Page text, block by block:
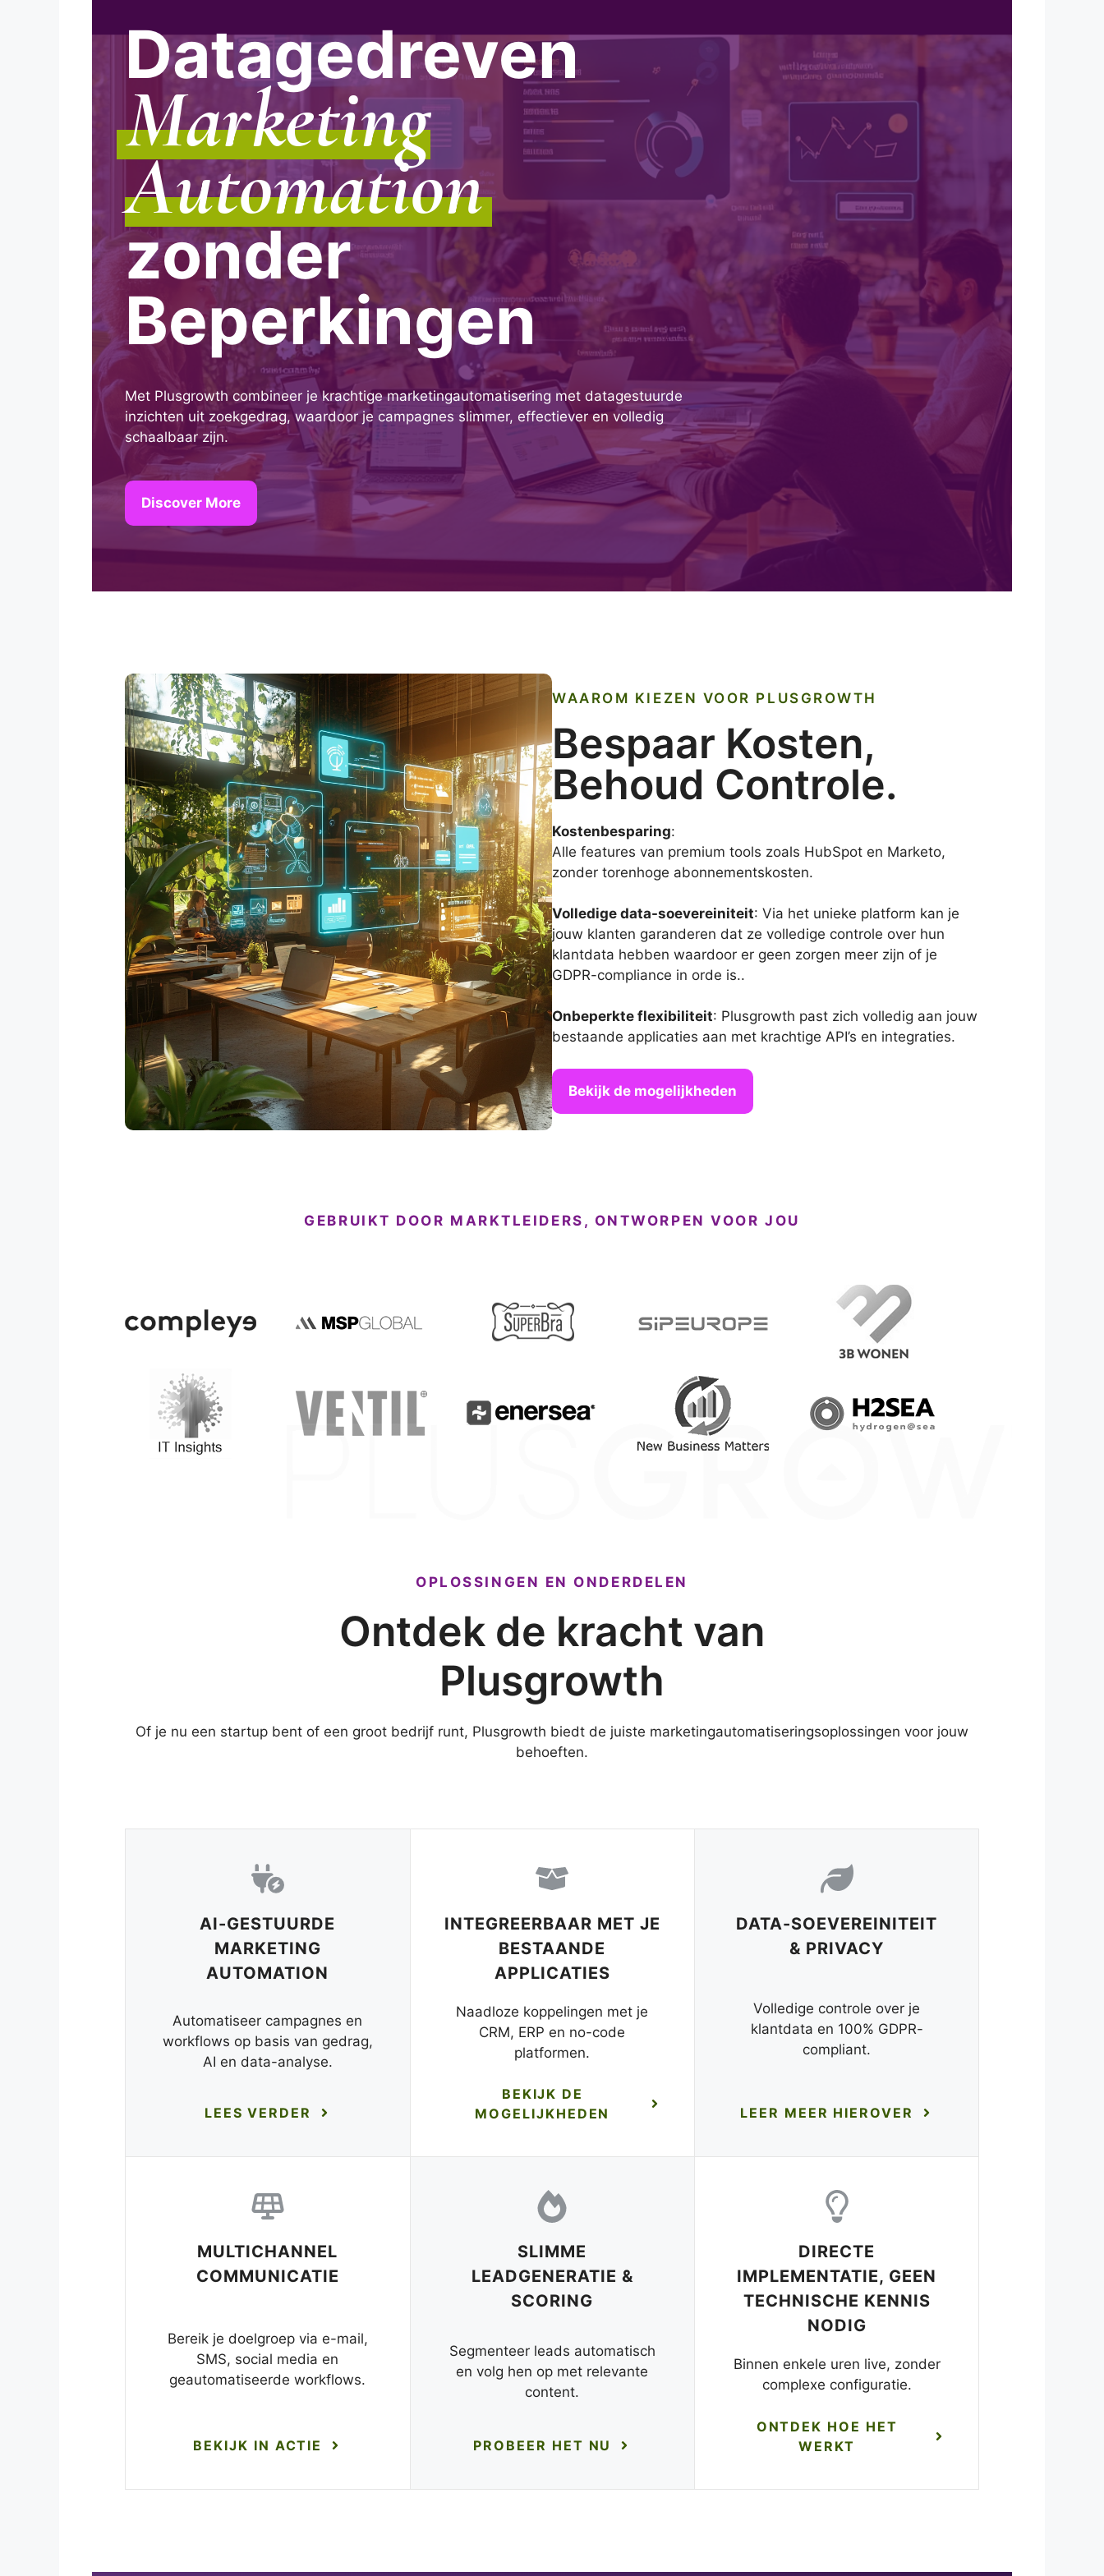
Datagedreven
Marketing
Automation
zonder
Beperkingen
Met Plusgrowth combineer je krachtige marketingautomatisering met datagestuurde
inzichten uit zoekgedrag, waardoor je campagnes slimmer, effectiever en volledig
schaalbaar zijn.
Discover More
WAAROM KIEZEN VOOR PLUSGROWTH
Bespaar Kosten,
Behoud Controle.
Kostenbesparing:
Alle features van premium tools zoals HubSpot en Marketo,
zonder torenhoge abonnementskosten.
Volledige data-soevereiniteit: Via het unieke platform kan je
jouw klanten garanderen dat ze volledige controle over hun
klantdata hebben waardoor er geen zorgen meer zijn of je
GDPR-compliance in orde is..
Onbeperkte flexibiliteit: Plusgrowth past zich volledig aan jouw
bestaande applicaties aan met krachtige API’s en integraties.
Bekijk de mogelijkheden
GEBRUIKT DOOR MARKTLEIDERS, ONTWORPEN VOOR JOU
OPLOSSINGEN EN ONDERDELEN
Ontdek de kracht van
Plusgrowth
Of je nu een startup bent of een groot bedrijf runt, Plusgrowth biedt de juiste marketingautomatiseringsoplossingen voor jouw
behoeften.
AI-GESTUURDE
MARKETING
AUTOMATION
Automatiseer campagnes en
workflows op basis van gedrag,
AI en data-analyse.
LEES VERDER
INTEGREERBAAR MET JE
BESTAANDE
APPLICATIES
Naadloze koppelingen met je
CRM, ERP en no-code
platformen.
BEKIJK DE
MOGELIJKHEDEN
DATA-SOEVEREINITEIT
& PRIVACY
Volledige controle over je
klantdata en 100% GDPR-
compliant.
LEER MEER HIEROVER
MULTICHANNEL
COMMUNICATIE
Bereik je doelgroep via e-mail,
SMS, social media en
geautomatiseerde workflows.
BEKIJK IN ACTIE
SLIMME
LEADGENERATIE &
SCORING
Segmenteer leads automatisch
en volg hen op met relevante
content.
PROBEER HET NU
DIRECTE
IMPLEMENTATIE, GEEN
TECHNISCHE KENNIS
NODIG
Binnen enkele uren live, zonder
complexe configuratie.
ONTDEK HOE HET
WERKT